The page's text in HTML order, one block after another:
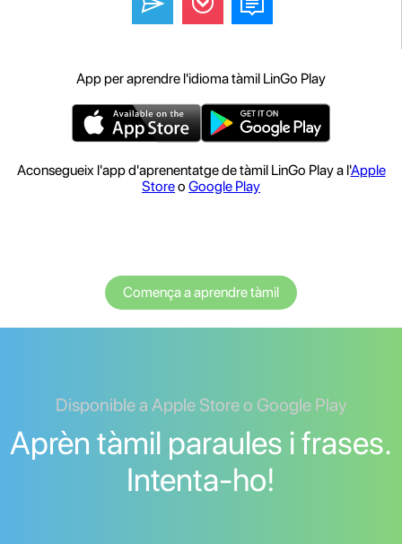
App per aprendre l'idioma tàmil LinGo Play
Aconsegueix l'app d'aprenentatge de tàmil LinGo Play a l'Apple
Storeo Google Play
Comença a aprendre tàmil
Disponible a Apple Store o Google Play
Aprèn tàmil paraules i frases.
Intenta-ho!